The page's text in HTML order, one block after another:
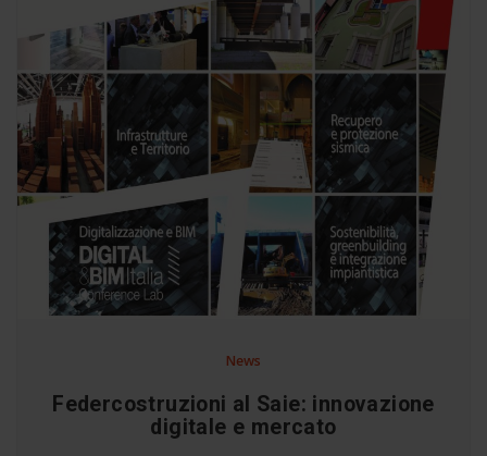
News
Federcostruzioni al Saie: innovazione
digitale e mercato